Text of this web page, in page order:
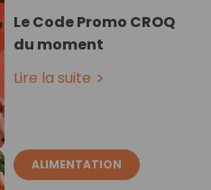
Le Code Promo CROQ
du moment
Lire la suite
ALIMENTATION